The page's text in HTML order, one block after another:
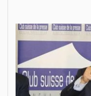
analysant la